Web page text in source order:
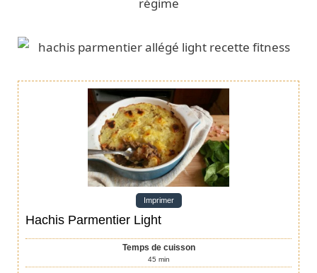
Imprimer
Hachis Parmentier Light
Temps de cuisson
45 min